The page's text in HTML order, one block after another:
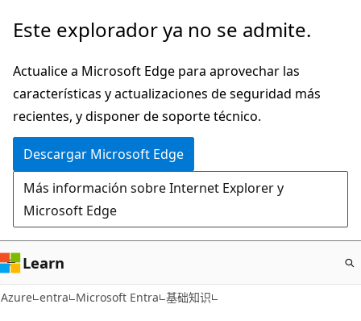
Ir
contenido
principal
Este explorador ya no se admite.
Actualice a Microsoft Edge para aprovechar las
características y actualizaciones de seguridad más
recientes, y disponer de soporte técnico.
Descargar Microsoft Edge
Más información sobre Internet Explorer y
Microsoft Edge
Learn
Azure entra Microsoft Entra 基础知识